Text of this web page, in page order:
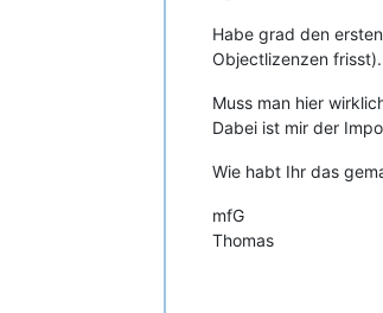
Habe grad den
Objectlizenzen frisst).
Muss man hier
Dabei ist mir der
Wie habt Ihr das
mfG
Thomas